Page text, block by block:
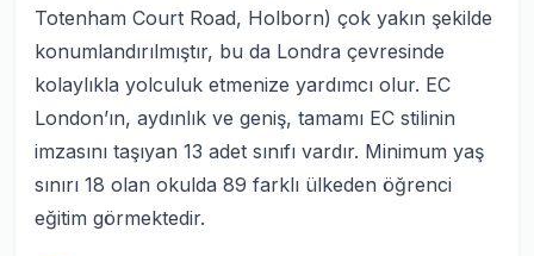
Totenham Court Road, Holborn) çok yakın şekilde
konumlandırılmıştır, bu da Londra çevresinde
kolaylıkla yolculuk etmenize yardımcı olur. EC
London’ın, aydınlık ve geniş, tamamı EC stilinin
imzasını taşıyan 13 adet sınıfı vardır. Minimum yaş
sınırı 18 olan okulda 89 farklı ülkeden öğrenci
eğitim görmektedir.